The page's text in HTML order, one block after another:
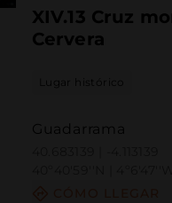
XIV.13 Cruz
Cervera
Lugar histórico
Guadarrama